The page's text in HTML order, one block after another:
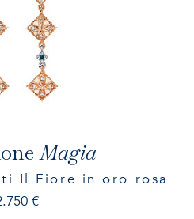
Magia
Il Fiore in oro rosa
€